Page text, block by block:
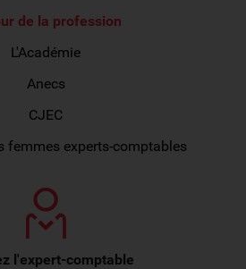
de la profession
L'Académie
Anecs
CJEC
femmes experts-comptables
l'expert-comptable